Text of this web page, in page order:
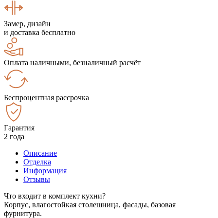
Замер, дизайн
и доставка бесплатно
Оплата наличными, безналичный расчёт
Беспроцентная рассрочка
Гарантия
2 года
Описание
Отделка
Информация
Отзывы
Что входит в комплект кухни?
Корпус, влагостойкая столешница, фасады, базовая
фурнитура.